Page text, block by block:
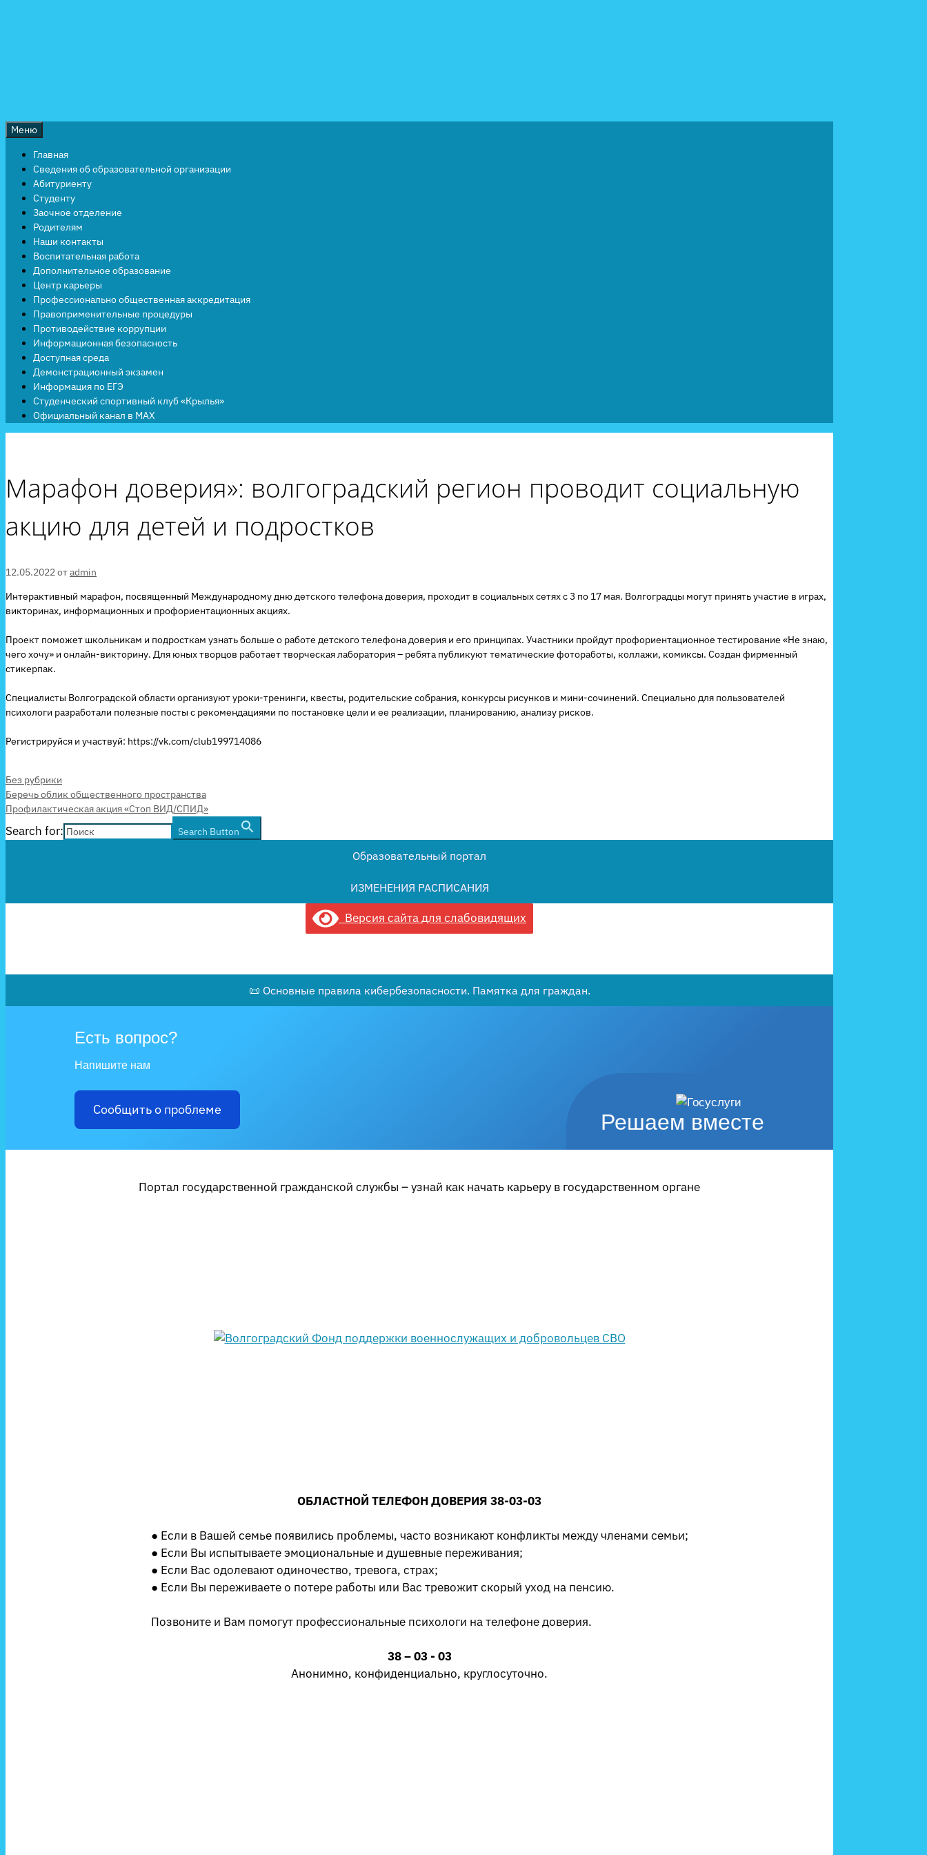
Меню
Главная
Сведения об образовательной организации
Абитуриенту
Студенту
Заочное отделение
Родителям
Наши контакты
Воспитательная работа
Дополнительное образование
Центр карьеры
Профессионально общественная аккредитация
Правоприменительные процедуры
Противодействие коррупции
Информационная безопасность
Доступная среда
Демонстрационный экзамен
Информация по ЕГЭ
Студенческий спортивный клуб «Крылья»
Официальный канал в MAX
Марафон доверия»: волгоградский регион проводит социальную
акцию для детей и подростков
12.05.2022отadmin
Интерактивный марафон, посвященный Международному дню детского телефона доверия, проходит в социальных сетях с 3 по 17 мая. Волгоградцы могут принять участие в играх,
викторинах, информационных и профориентационных акциях.
Проект поможет школьникам и подросткам узнать больше о работе детского телефона доверия и его принципах. Участники пройдут профориентационное тестирование «Не знаю,
чего хочу» и онлайн-викторину. Для юных творцов работает творческая лаборатория – ребята публикуют тематические фотоработы, коллажи, комиксы. Создан фирменный
стикерпак.
Специалисты Волгоградской области организуют уроки-тренинги, квесты, родительские собрания, конкурсы рисунков и мини-сочинений. Специально для пользователей
психологи разработали полезные посты с рекомендациями по постановке цели и ее реализации, планированию, анализу рисков.
Регистрируйся и участвуй: https://vk.com/club199714086
Рубрики
Без рубрики
Беречь облик общественного пространства
Профилактическая акция «Стоп ВИД/СПИД»
Search for: Search Button
Образовательный портал
ИЗМЕНЕНИЯ РАСПИСАНИЯ
Версия сайта для слабовидящих
📜 Основные правила кибербезопасности. Памятка для граждан.
Решаем вместе
Есть вопрос?
Напишите нам
Сообщить о проблеме
Портал государственной гражданской службы – узнай как начать карьеру в государственном органе
ОБЛАСТНОЙ ТЕЛЕФОН ДОВЕРИЯ 38-03-03
● Если в Вашей семье появились проблемы, часто возникают конфликты между членами семьи;
● Если Вы испытываете эмоциональные и душевные переживания;
● Если Вас одолевают одиночество, тревога, страх;
● Если Вы переживаете о потере работы или Вас тревожит скорый уход на пенсию.
Позвоните и Вам помогут профессиональные психологи на телефоне доверия.
38 – 03 - 03
Анонимно, конфиденциально, круглосуточно.